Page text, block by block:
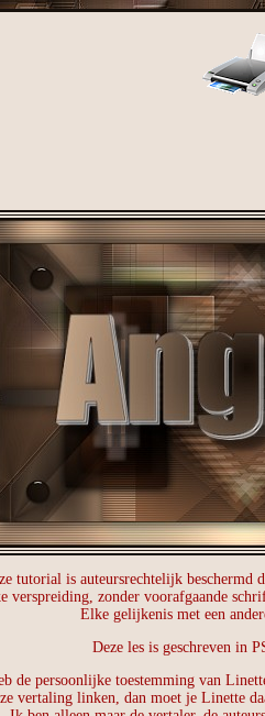
tutorial is auteursrechtelijk beschermd
verspreiding, zonder voorafgaande
Elke gelijkenis met een
Deze les is geschreven in
de persoonlijke toestemming van
vertaling linken, dan moet je Linette